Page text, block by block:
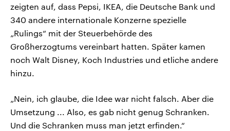
zeigten auf, dass Pepsi, IKEA, die Deutsche Bank und
340 andere internationale Konzerne spezielle
„Rulings“ mit der Steuerbehörde des
Großherzogtums vereinbart hatten. Später kamen
noch Walt Disney, Koch Industries und etliche andere
hinzu.
„Nein, ich glaube, die Idee war nicht falsch. Aber die
Umsetzung ... Also, es gab nicht genug Schranken.
Und die Schranken muss man jetzt erfinden.“